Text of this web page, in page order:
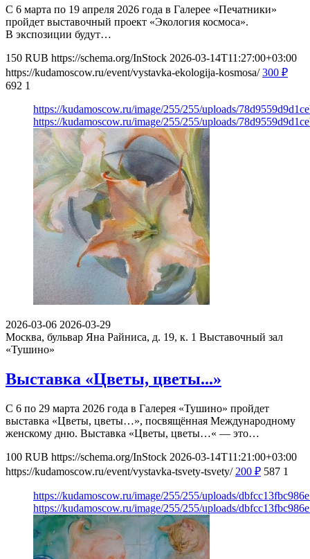
С 6 марта по 19 апреля 2026 года в Галерее «Печатники»
пройдет выставочный проект «Экология космоса».
В экспозиции будут…
150 RUB https://schema.org/InStock 2026-03-14T11:27:00+03:00
https://kudamoscow.ru/event/vystavka-ekologija-kosmosa/ 300 ₽
692 1
https://kudamoscow.ru/image/255/255/uploads/
https://kudamoscow.ru/image/255/255/uploads/
2026-03-06 2026-03-29
Москва, бульвар Яна Райниса, д. 19, к. 1 Выставочный зал
«Тушино»
Выставка «Цветы, цветы...»
С 6 по 29 марта 2026 года в Галерея «Тушино» пройдет
выставка «Цветы, цветы…», посвящённая Международному
женскому дню. Выставка «Цветы, цветы…« — это…
100 RUB https://schema.org/InStock 2026-03-14T11:21:00+03:00
https://kudamoscow.ru/event/vystavka-tsvety-tsvety/ 200 ₽ 587 1
https://kudamoscow.ru/image/255/255/uploads/
https://kudamoscow.ru/image/255/255/uploads/